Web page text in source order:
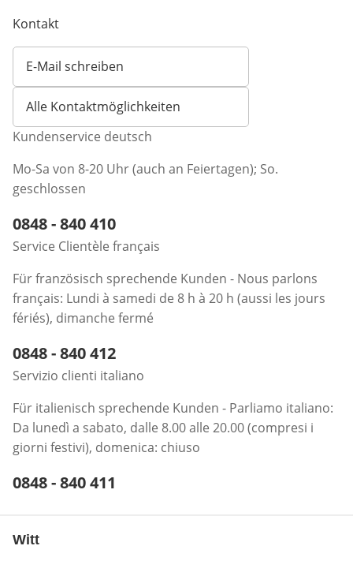
Kontakt
E-Mail schreiben
Öffnet E-Mail-Client
Alle Kontaktmöglichkeiten
Kundenservice deutsch
Mo-Sa von 8-20 Uhr (auch an Feiertagen); So.
geschlossen
Telefonnummer:
0848 - 840 410
Service Clientèle français
Für französisch sprechende Kunden - Nous parlons
français: Lundi à samedi de 8 h à 20 h (aussi les jours
fériés), dimanche fermé
Telefonnummer:
0848 - 840 412
Servizio clienti italiano
Für italienisch sprechende Kunden - Parliamo italiano:
Da lunedì a sabato, dalle 8.00 alle 20.00 (compresi i
giorni festivi), domenica: chiuso
Telefonnummer:
0848 - 840 411
Witt